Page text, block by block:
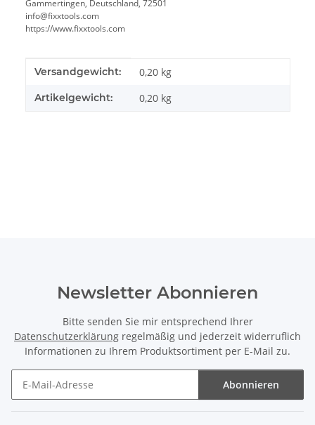
Gammertingen, Deutschland, 72501
info@fixxtools.com
https://www.fixxtools.com
Produkteigenschaft
Wert
Versandgewicht: 0,20 kg
Artikelgewicht: 0,20 kg
Newsletter Abonnieren
Bitte senden Sie mir entsprechend Ihrer
Datenschutzerklärung regelmäßig und jederzeit widerruflich
Informationen zu Ihrem Produktsortiment per E-Mail zu.
Abonnieren